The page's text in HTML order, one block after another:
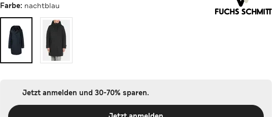
Farbe: nachtblau
Jetzt anmelden und 30-70% sparen.